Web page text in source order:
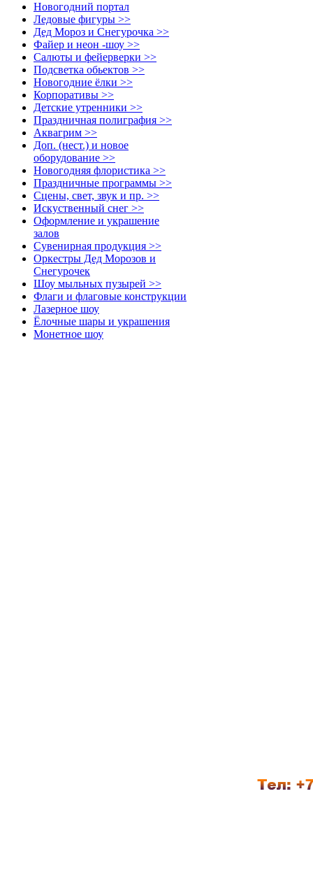
Новогодний портал
Ледовые фигуры >>
Дед Мороз и Снегурочка >>
Файер и неон -шоу >>
Салюты и фейерверки >>
Подсветка обьектов >>
Новогодние ёлки >>
Корпоративы >>
Детские утренники >>
Праздничная полиграфия >>
Аквагрим >>
Доп. (нест.) и новое
оборудование >>
Новогодняя флористика >>
Праздничные программы >>
Сцены, свет, звук и пр. >>
Искуственный снег >>
Оформление и украшение
залов
Сувенирная продукция >>
Оркестры Дед Морозов и
Снегурочек
Шоу мыльных пузырей >>
Флаги и флаговые конструкции
Лазерное шоу
Ёлочные шары и украшения
Монетное шоу